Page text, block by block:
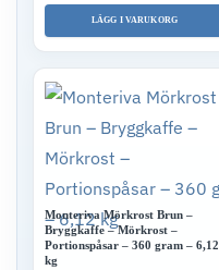
LÄGG I VARUKORG
Monteriva Mörkrost Brun –
Bryggkaffe – Mörkrost –
Portionspåsar – 360 gram – 6,12
kg